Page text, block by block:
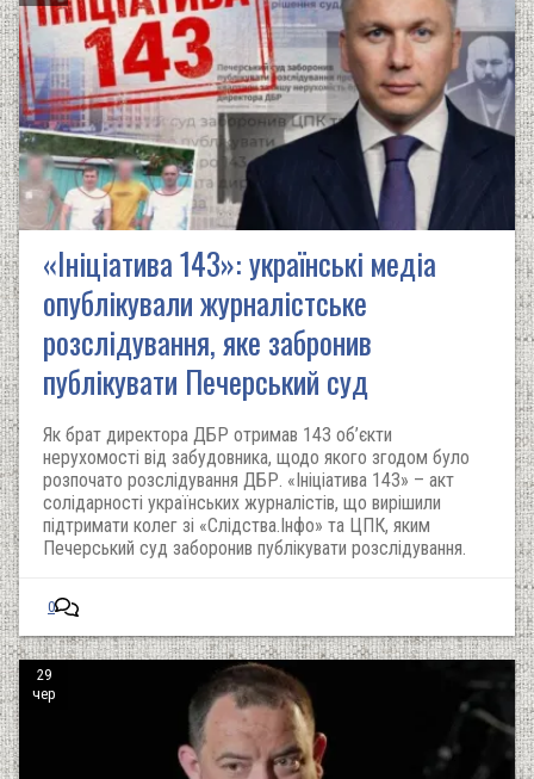
«Ініціатива 143»: українські медіа
опублікували журналістське
розслідування, яке забронив
публікувати Печерський суд
Як брат директора ДБР отримав 143 об’єкти
нерухомості від забудовника, щодо якого згодом було
розпочато розслідування ДБР. «Ініціатива 143» – акт
солідарності українських журналістів, що вирішили
підтримати колег зі «Слідства.Інфо» та ЦПК, яким
Печерський суд заборонив публікувати розслідування.
0
29
чер